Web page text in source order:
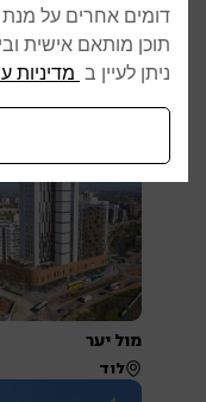
THE BLUE CLIFF
נתניה
מול יער
לוד
דומים אחרים על מנת
תוכן מותאם אישית
ניתן לעיין ב מדיניות